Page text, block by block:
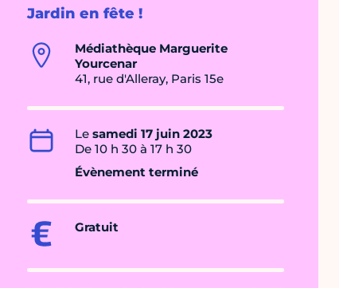
Jardin en fête !
Médiathèque Marguerite
Yourcenar
41, rue d'Alleray, Paris 15e
Le samedi 17 juin 2023
De 10 h 30 à 17 h 30
Évènement terminé
Gratuit